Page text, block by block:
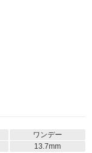
ワンデー
13.7mm